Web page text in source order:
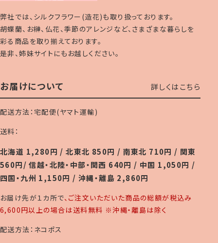
弊社では、シルクフラワー(造花)も取り扱っております。
胡蝶蘭、お榊、仏花、季節のアレンジなど、さまざまな暮らしを
彩る商品を取り揃えております。
是非、姉妹サイトにもお越しください。
お届けについて 詳しくはこちら
配送方法：宅配便(ヤマト運輸)
送料：
北海道 1,280円 / 北東北 850円 / 南東北 710円 / 関東
560円/ 信越・北陸・中部・関西 640円 / 中国 1,050円 /
四国・九州 1,150円 / 沖縄・離島 2,860円
お届け先が１カ所で、ご注文いただいた商品の総額が税込み
6,600円以上の場合は送料無料 ※沖縄・離島は除く
配送方法：ネコポス